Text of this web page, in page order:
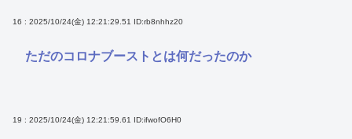
16 : 2025/10/24(金) 12:21:29.51 ID:rb8nhhz20
ただのコロナブーストとは何だったのか
19 : 2025/10/24(金) 12:21:59.61 ID:ifwofO6H0